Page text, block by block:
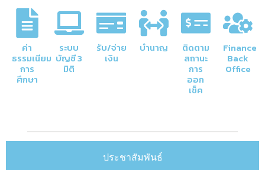
ค่า
ธรรมเนียม
การ
ศึกษา
ระบบ
บัญชี 3
มิติ
รับ/จ่าย
เงิน
บำนาญ ติดตาม
สถานะ
การ
ออก
เช็ค
Finance
Back
Office
ประชาสัมพันธ์